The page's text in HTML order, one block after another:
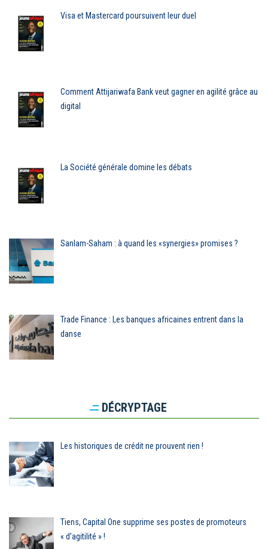
Visa et Mastercard poursuivent leur duel
Comment Attijariwafa Bank veut gagner en agilité grâce au
digital
La Société générale domine les débats
Sanlam-Saham : à quand les «synergies» promises ?
Trade Finance : Les banques africaines entrent dans la
danse
DÉCRYPTAGE
Les historiques de crédit ne prouvent rien !
Tiens, Capital One supprime ses postes de promoteurs
« d’agitilité » !